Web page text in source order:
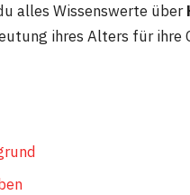
alles Wissenswerte über
ihres Alters für ihre